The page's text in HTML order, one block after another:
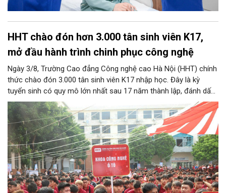
HHT chào đón hơn 3.000 tân sinh viên K17,
mở đầu hành trình chinh phục công nghệ
Ngày 3/8, Trường Cao đẳng Công nghệ cao Hà Nội (HHT) chính
thức chào đón 3.000 tân sinh viên K17 nhập học. Đây là kỳ
tuyển sinh có quy mô lớn nhất sau 17 năm thành lập, đánh dấu
bước chuyển mình quan trọng của nhà trường.